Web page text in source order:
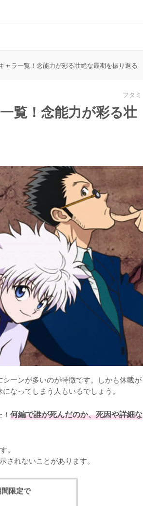
ャラ一覧！念能力が彩る壮絶な最期を振り返る
フタミ
覧！念能力が彩る壮
ーンが多いのが特徴です。しかも休載が
なってしまう人もいるでしょう。
何編で誰が死んだのか、死因や詳細な
。
れないことがあります。
限定で